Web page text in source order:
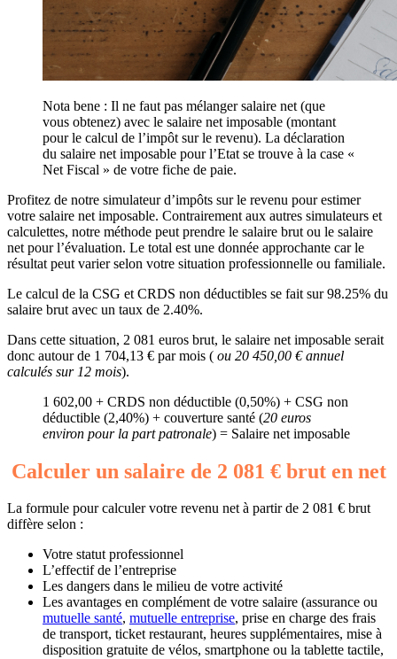
Nota bene : Il ne faut pas mélanger salaire net (que
vous obtenez) avec le salaire net imposable (montant
pour le calcul de l’impôt sur le revenu). La déclaration
du salaire net imposable pour l’Etat se trouve à la case «
Net Fiscal » de votre fiche de paie.
Profitez de notre simulateur d’impôts sur le revenu pour estimer
votre salaire net imposable. Contrairement aux autres simulateurs et
calculettes, notre méthode peut prendre le salaire brut ou le salaire
net pour l’évaluation. Le total est une donnée approchante car le
résultat peut varier selon votre situation professionnelle ou familiale.
Le calcul de la CSG et CRDS non déductibles se fait sur 98.25% du
salaire brut avec un taux de 2.40%.
Dans cette situation, 2 081 euros brut, le salaire net imposable serait
donc autour de 1 704,13 € par mois ( ou 20 450,00 € annuel
calculés sur 12 mois).
1 602,00 + CRDS non déductible (0,50%) + CSG non
déductible (2,40%) + couverture santé (20 euros
environ pour la part patronale) = Salaire net imposable
Calculer un salaire de 2 081 € brut en net
La formule pour calculer votre revenu net à partir de 2 081 € brut
diffère selon :
Votre statut professionnel
L’effectif de l’entreprise
Les dangers dans le milieu de votre activité
Les avantages en complément de votre salaire (assurance ou
mutuelle santé, mutuelle entreprise, prise en charge des frais
de transport, ticket restaurant, heures supplémentaires, mise à
disposition gratuite de vélos, smartphone ou la tablette tactile,